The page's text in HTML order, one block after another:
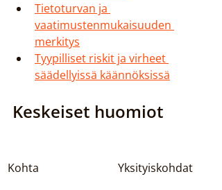
Tietoturvan ja
vaatimustenmukaisuuden
merkitys
Tyypilliset riskit ja virheet
säädellyissä käännöksissä
Keskeiset huomiot
Kohta
Yksityiskohdat